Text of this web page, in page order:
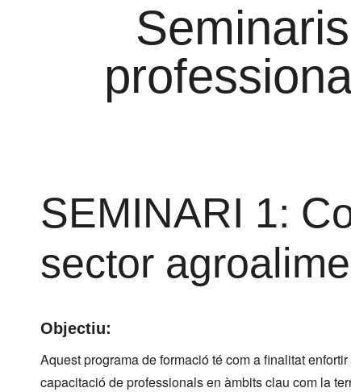
SEMINARI 1:
sector
Objectiu:
Aquest programa de formació té com a finalitat
capacitació de professionals en àmbits clau com la